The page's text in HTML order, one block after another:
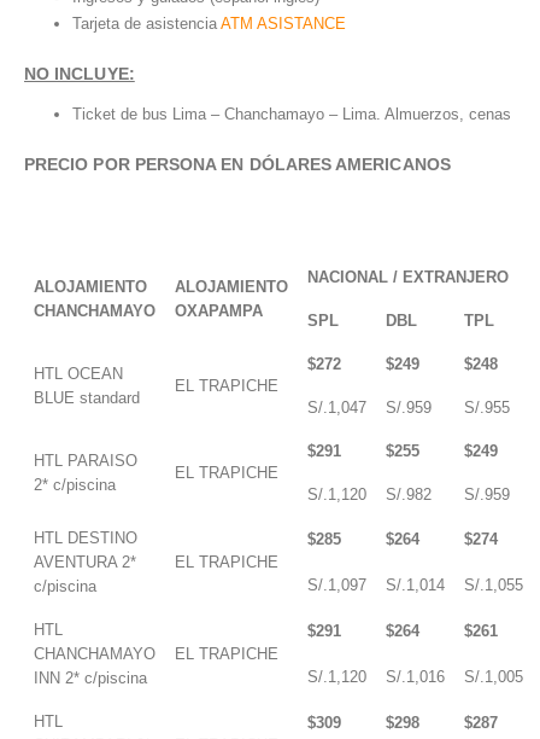
Tarjeta de asistencia ATM ASISTANCE
NO INCLUYE:
Ticket de bus Lima – Chanchamayo – Lima. Almuerzos, cenas
PRECIO POR PERSONA EN DÓLARES AMERICANOS
ALOJAMIENTO
CHANCHAMAYO
ALOJAMIENTO
OXAPAMPA
NACIONAL / EXTRANJERO
SPL DBL TPL
HTL OCEAN
BLUE standard
EL TRAPICHE
$272 $249 $248
S/.1,047 S/.959 S/.955
HTL PARAISO
2* c/piscina
EL TRAPICHE
$291 $255 $249
S/.1,120 S/.982 S/.959
HTL DESTINO
AVENTURA 2*
c/piscina
EL TRAPICHE
$285 $264 $274
S/.1,097 S/.1,014 S/.1,055
HTL
CHANCHAMAYO
INN 2* c/piscina
EL TRAPICHE
$291 $264 $261
S/.1,120 S/.1,016 S/.1,005
HTL
$309 $298 $287